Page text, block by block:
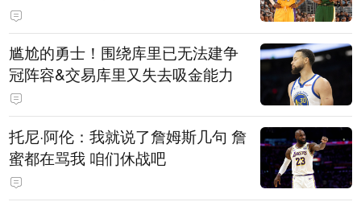
尴尬的勇士！围绕库里已无法建争
冠阵容&交易库里又失去吸金能力
托尼·阿伦：我就说了詹姆斯几句 詹
蜜都在骂我 咱们休战吧